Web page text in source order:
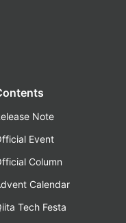
Note
Event
Column
Calendar
Tech Festa